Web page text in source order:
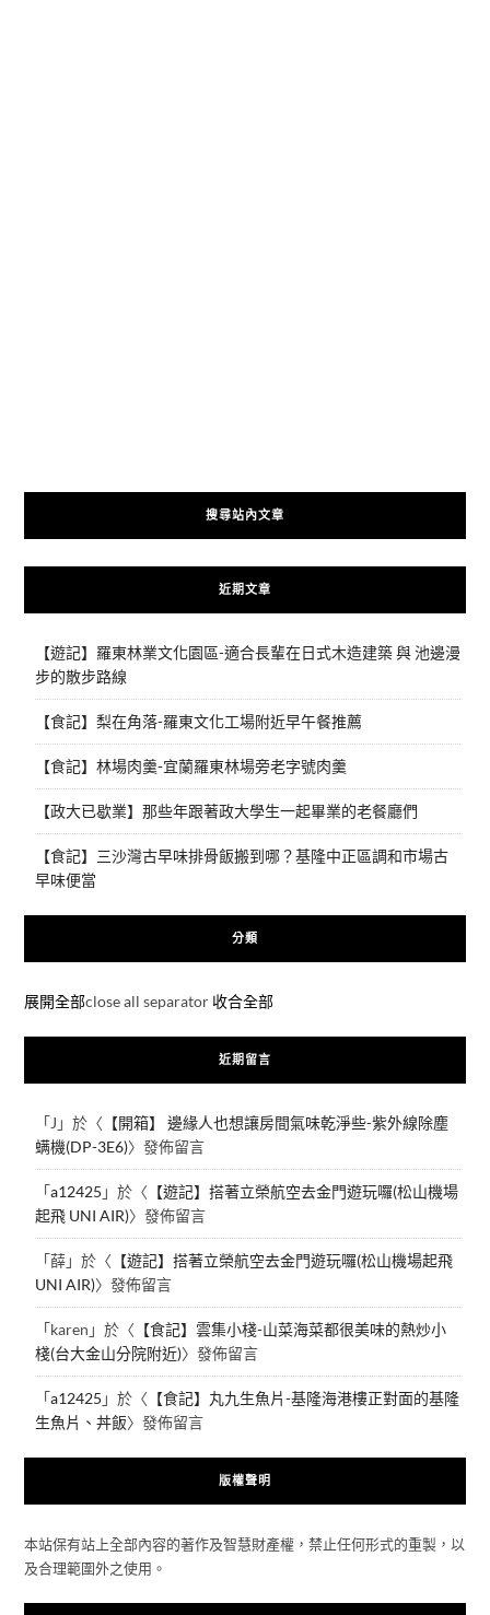
搜尋站內文章
近期文章
【遊記】羅東林業文化園區-適合長輩在日式木造建築 與 池邊漫
步的散步路線
【食記】梨在角落-羅東文化工場附近早午餐推薦
【食記】林場肉羹-宜蘭羅東林場旁老字號肉羹
【政大已歇業】那些年跟著政大學生一起畢業的老餐廳們
【食記】三沙灣古早味排骨飯搬到哪？基隆中正區調和市場古
早味便當
分類
展開全部close all separator 收合全部
近期留言
「J 」於〈 【開箱】 邊緣人也想讓房間氣味乾淨些-紫外線除塵
螨機(DP-3E6)〉發佈留言
「a12425 」於〈 【遊記】搭著立榮航空去金門遊玩囉(松山機場
起飛 UNI AIR)〉發佈留言
「薛」於〈 【遊記】搭著立榮航空去金門遊玩囉(松山機場起飛
UNI AIR)〉發佈留言
「karen 」於〈 【食記】雲集小棧-山菜海菜都很美味的熱炒小
棧(台大金山分院附近)〉發佈留言
「a12425 」於〈 【食記】丸九生魚片-基隆海港樓正對面的基隆
生魚片、丼飯〉發佈留言
版權聲明
本站保有站上全部內容的著作及智慧財產權，禁止任何形式的重製，以
及合理範圍外之使用。